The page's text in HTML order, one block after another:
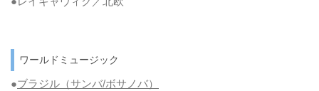
ワールドミュージック
●ブラジル（サンバ/ボサノバ）